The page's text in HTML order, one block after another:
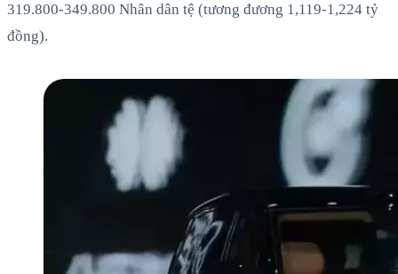
319.800-349.800 Nhân dân tệ (tương đương 1,119-1,224 tỷ
đồng).